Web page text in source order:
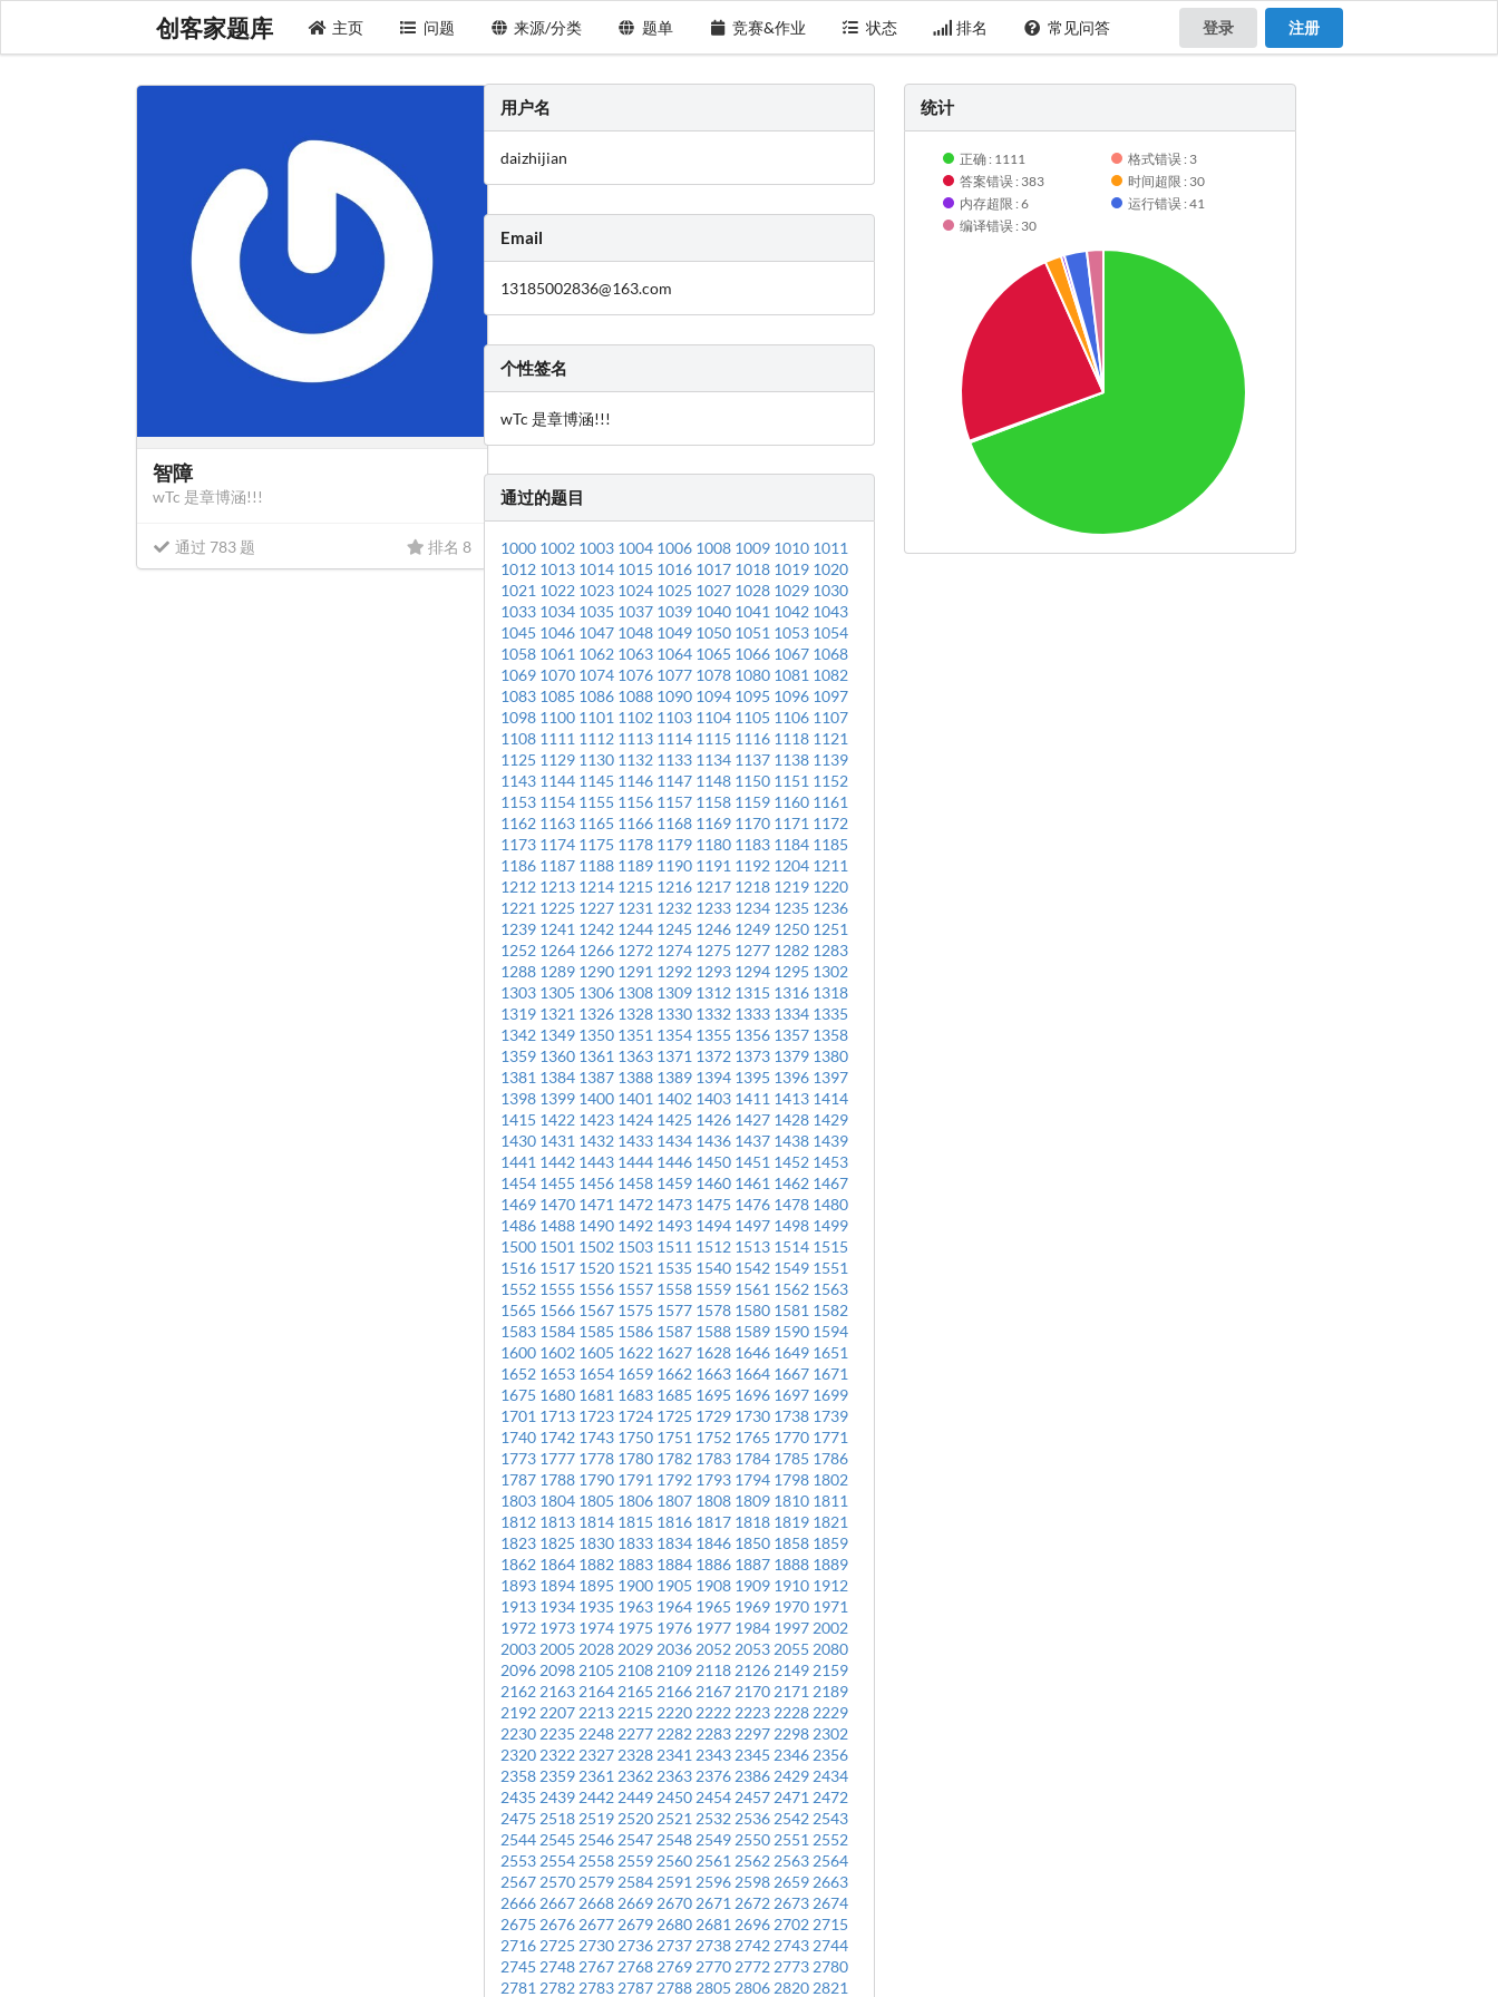
创客家题库 主页 问题 来源/分类 题单 竞赛&作业 状态 排名 常见问答 登录 注册
智障
wTc 是章博涵!!!
通过 783 题 排名 8
用户名
daizhijian
Email
13185002836@163.com
个性签名
wTc 是章博涵!!!
通过的题目
1000 1002 1003 1004 1006 1008 1009 1010 1011
1012 1013 1014 1015 1016 1017 1018 1019 1020
1021 1022 1023 1024 1025 1027 1028 1029 1030
1033 1034 1035 1037 1039 1040 1041 1042 1043
1045 1046 1047 1048 1049 1050 1051 1053 1054
1058 1061 1062 1063 1064 1065 1066 1067 1068
1069 1070 1074 1076 1077 1078 1080 1081 1082
1083 1085 1086 1088 1090 1094 1095 1096 1097
1098 1100 1101 1102 1103 1104 1105 1106 1107
1108 1111 1112 1113 1114 1115 1116 1118 1121
1125 1129 1130 1132 1133 1134 1137 1138 1139
1143 1144 1145 1146 1147 1148 1150 1151 1152
1153 1154 1155 1156 1157 1158 1159 1160 1161
1162 1163 1165 1166 1168 1169 1170 1171 1172
1173 1174 1175 1178 1179 1180 1183 1184 1185
1186 1187 1188 1189 1190 1191 1192 1204 1211
1212 1213 1214 1215 1216 1217 1218 1219 1220
1221 1225 1227 1231 1232 1233 1234 1235 1236
1239 1241 1242 1244 1245 1246 1249 1250 1251
1252 1264 1266 1272 1274 1275 1277 1282 1283
1288 1289 1290 1291 1292 1293 1294 1295 1302
1303 1305 1306 1308 1309 1312 1315 1316 1318
1319 1321 1326 1328 1330 1332 1333 1334 1335
1342 1349 1350 1351 1354 1355 1356 1357 1358
1359 1360 1361 1363 1371 1372 1373 1379 1380
1381 1384 1387 1388 1389 1394 1395 1396 1397
1398 1399 1400 1401 1402 1403 1411 1413 1414
1415 1422 1423 1424 1425 1426 1427 1428 1429
1430 1431 1432 1433 1434 1436 1437 1438 1439
1441 1442 1443 1444 1446 1450 1451 1452 1453
1454 1455 1456 1458 1459 1460 1461 1462 1467
1469 1470 1471 1472 1473 1475 1476 1478 1480
1486 1488 1490 1492 1493 1494 1497 1498 1499
1500 1501 1502 1503 1511 1512 1513 1514 1515
1516 1517 1520 1521 1535 1540 1542 1549 1551
1552 1555 1556 1557 1558 1559 1561 1562 1563
1565 1566 1567 1575 1577 1578 1580 1581 1582
1583 1584 1585 1586 1587 1588 1589 1590 1594
1600 1602 1605 1622 1627 1628 1646 1649 1651
1652 1653 1654 1659 1662 1663 1664 1667 1671
1675 1680 1681 1683 1685 1695 1696 1697 1699
1701 1713 1723 1724 1725 1729 1730 1738 1739
1740 1742 1743 1750 1751 1752 1765 1770 1771
1773 1777 1778 1780 1782 1783 1784 1785 1786
1787 1788 1790 1791 1792 1793 1794 1798 1802
1803 1804 1805 1806 1807 1808 1809 1810 1811
1812 1813 1814 1815 1816 1817 1818 1819 1821
1823 1825 1830 1833 1834 1846 1850 1858 1859
1862 1864 1882 1883 1884 1886 1887 1888 1889
1893 1894 1895 1900 1905 1908 1909 1910 1912
1913 1934 1935 1963 1964 1965 1969 1970 1971
1972 1973 1974 1975 1976 1977 1984 19972002
200320052028202920362052205320552080
209620982105210821092118212621492159
216221632164216521662167217021712189
219222072213221522202222222322282229
223022352248227722822283229722982302
232023222327232823412343234523462356
235823592361236223632376238624292434
243524392442244924502454245724712472
247525182519252025212532253625422543
254425452546254725482549255025512552
255325542558255925602561256225632564
256725702579258425912596259826592663
266626672668266926702671267226732674
267526762677267926802681269627022715
271627252730273627372738274227432744
274527482767276827692770277227732780
278127822783278727882805280628202821
统计
正确 : 1111
格式错误 : 3
答案错误 : 383
时间超限 : 30
内存超限 : 6
运行错误 : 41
编译错误 : 30